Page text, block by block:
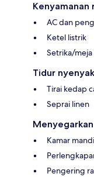
Kenyamanan
AC dan
Ketel listrik
Setrika/meja
Tidur nyenyak
Tirai kedap
Seprai linen
Menyegarkan
Kamar
Pengering